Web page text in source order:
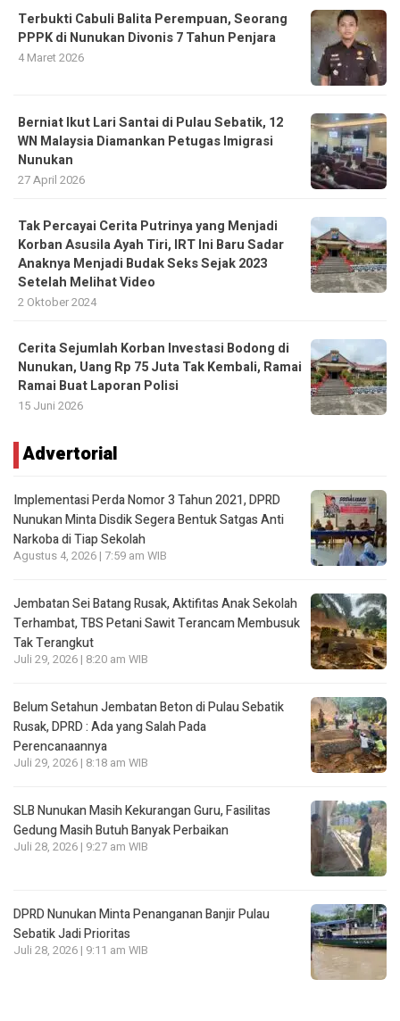
Terbukti Cabuli Balita Perempuan, Seorang
PPPK di Nunukan Divonis 7 Tahun Penjara
4 Maret 2026
Berniat Ikut Lari Santai di Pulau Sebatik, 12
WN Malaysia Diamankan Petugas Imigrasi
Nunukan
27 April 2026
Tak Percayai Cerita Putrinya yang Menjadi
Korban Asusila Ayah Tiri, IRT Ini Baru Sadar
Anaknya Menjadi Budak Seks Sejak 2023
Setelah Melihat Video
2 Oktober 2024
Cerita Sejumlah Korban Investasi Bodong di
Nunukan, Uang Rp 75 Juta Tak Kembali, Ramai
Ramai Buat Laporan Polisi
15 Juni 2026
Advertorial
Implementasi Perda Nomor 3 Tahun 2021, DPRD
Nunukan Minta Disdik Segera Bentuk Satgas Anti
Narkoba di Tiap Sekolah
Agustus 4, 2026 | 7:59 am WIB
Jembatan Sei Batang Rusak, Aktifitas Anak Sekolah
Terhambat, TBS Petani Sawit Terancam Membusuk
Tak Terangkut
Juli 29, 2026 | 8:20 am WIB
Belum Setahun Jembatan Beton di Pulau Sebatik
Rusak, DPRD : Ada yang Salah Pada
Perencanaannya
Juli 29, 2026 | 8:18 am WIB
SLB Nunukan Masih Kekurangan Guru, Fasilitas
Gedung Masih Butuh Banyak Perbaikan
Juli 28, 2026 | 9:27 am WIB
DPRD Nunukan Minta Penanganan Banjir Pulau
Sebatik Jadi Prioritas
Juli 28, 2026 | 9:11 am WIB